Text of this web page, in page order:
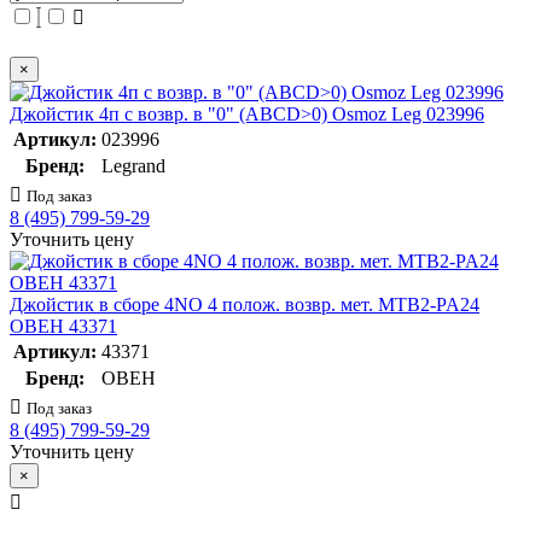
×
Джойстик 4п c возвр. в "0" (АBCD>0) Osmoz Leg 023996
Артикул: 023996
Бренд:
Legrand
Под заказ
8 (495) 799-59-29
Уточнить цену
Джойстик в сборе 4NO 4 полож. возвр. мет. MTB2-PA24
ОВЕН 43371
Артикул: 43371
Бренд:
ОВЕН
Под заказ
8 (495) 799-59-29
Уточнить цену
×